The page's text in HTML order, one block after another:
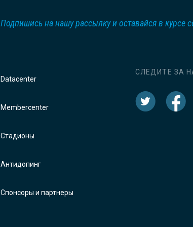
Подпишись на нашу рассылку и оставайся в курсе
Datacenter
Membercenter
Стадионы
Антидопинг
Спонсоры и партнеры
СЛЕДИТЕ ЗА